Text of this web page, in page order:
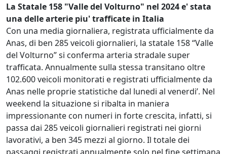
La Statale 158 "Valle del Volturno" nel 2024 e' stata
una delle arterie piu' trafficate in Italia
Con una media giornaliera, registrata ufficialmente da
Anas, di ben 285 veicoli giornalieri, la statale 158 “Valle
del Volturno” si conferma arteria stradale super
trafficata. Annualmente sulla stessa transitano oltre
102.600 veicoli monitorati e registrati ufficialmente da
Anas nelle proprie statistiche dal lunedi al venerdi’. Nel
weekend la situazione si ribalta in maniera
impressionante con numeri in forte crescita, infatti, si
passa dai 285 veicoli giornalieri registrati nei giorni
lavorativi, a ben 345 mezzi al giorno. Il totale dei
passaggi registrati annualmente solo nel fine settimana